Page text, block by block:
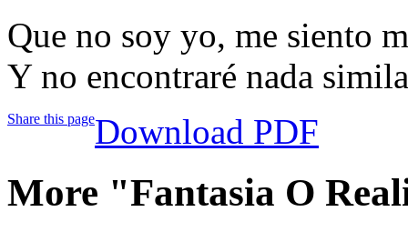
Que no soy yo, me siento
Y no encontraré nada
Share this pageDownload PDF
More "Fantasia O